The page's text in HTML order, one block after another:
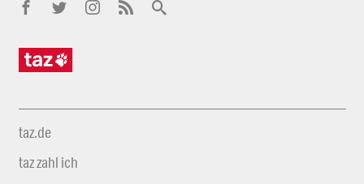
taz.de
taz zahl ich